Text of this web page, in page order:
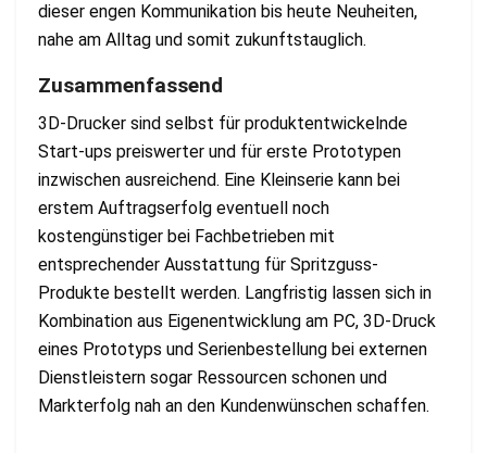
dieser engen Kommunikation bis heute Neuheiten,
nahe am Alltag und somit zukunftstauglich.
Zusammenfassend
3D-Drucker sind selbst für produktentwickelnde
Start-ups preiswerter und für erste Prototypen
inzwischen ausreichend. Eine Kleinserie kann bei
erstem Auftragserfolg eventuell noch
kostengünstiger bei Fachbetrieben mit
entsprechender Ausstattung für Spritzguss-
Produkte bestellt werden. Langfristig lassen sich in
Kombination aus Eigenentwicklung am PC, 3D-Druck
eines Prototyps und Serienbestellung bei externen
Dienstleistern sogar Ressourcen schonen und
Markterfolg nah an den Kundenwünschen schaffen.